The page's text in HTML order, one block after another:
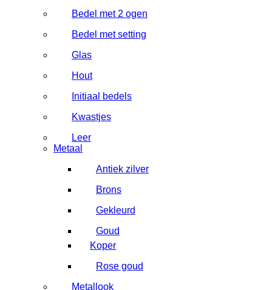
Bedel met 2 ogen
Bedel met setting
Glas
Hout
Initiaal bedels
Kwastjes
Leer
Metaal
Antiek zilver
Brons
Gekleurd
Goud
Koper
Rose goud
Metallook